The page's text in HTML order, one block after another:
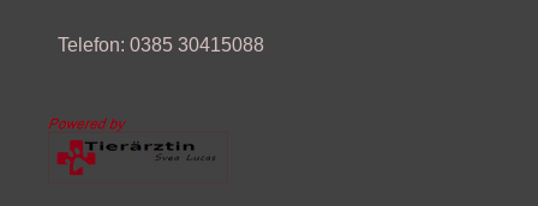
Telefon: 0385 30415088